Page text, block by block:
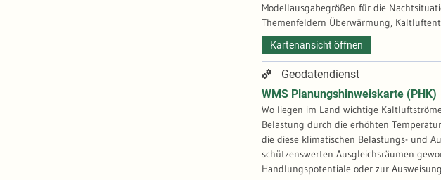
Modellausgabegrößen für die
Themenfeldern Überwärmung,
Kartenansicht öffnen
Geodatendienst
WMS Planungshinweiskarte (PHK)
Wo liegen im Land wichtige
Belastung durch die erhöhten
die diese klimatischen Belastungs- und
schützenswerten Ausgleichsräumen
Handlungspotentiale oder zur